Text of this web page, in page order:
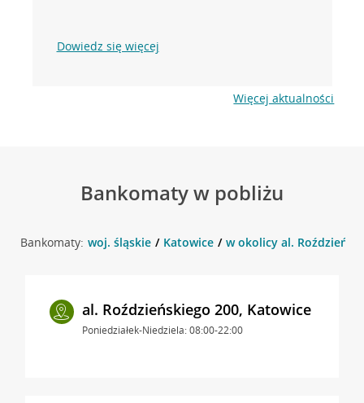
Dowiedz się więcej
Więcej aktualności
Bankomaty w pobliżu
Bankomaty: woj. śląskie Katowice w okolicy al.
al. Roździeńskiego 200, Katowice
Poniedziałek-Niedziela: 08:00-22:00